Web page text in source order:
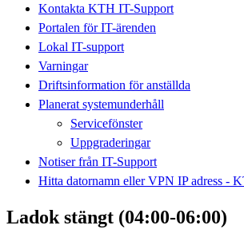
Kontakta KTH IT-Support
Portalen för IT-ärenden
Lokal IT-support
Varningar
Driftsinformation för anställda
Planerat systemunderhåll
Servicefönster
Uppgraderingar
Notiser från IT-Support
Hitta datornamn eller VPN IP adress -
Ladok stängt (04:00-06:00)